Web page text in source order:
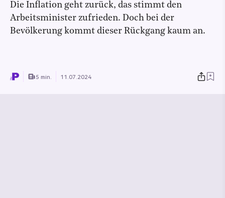
Die Inflation geht zurück, das stimmt den
Arbeitsminister zufrieden. Doch bei der
Bevölkerung kommt dieser Rückgang kaum an.
5 min. 11.07.2024